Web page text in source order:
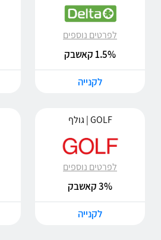
לפרטים נוספים
1.5% קאשבק
לקנייה
GOLF | גולף
לפרטים נוספים
3% קאשבק
לקנייה